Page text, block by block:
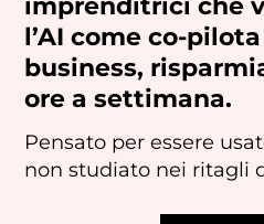
imprenditrici che
l’AI come co-
business,
ore a settimana.
Pensato per essere
non studiato nei ritagli